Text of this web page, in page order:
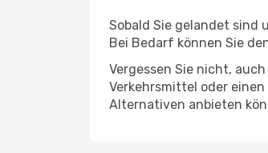
Sobald Sie gelandet sind
Bei Bedarf können Sie
Vergessen Sie nicht,
Verkehrsmittel oder
Alternativen anbieten